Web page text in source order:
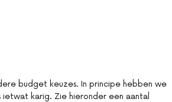
budget keuzes. In principe hebben we
karig. Zie hieronder een aantal